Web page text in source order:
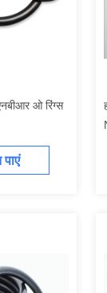
ओ रिंग्स